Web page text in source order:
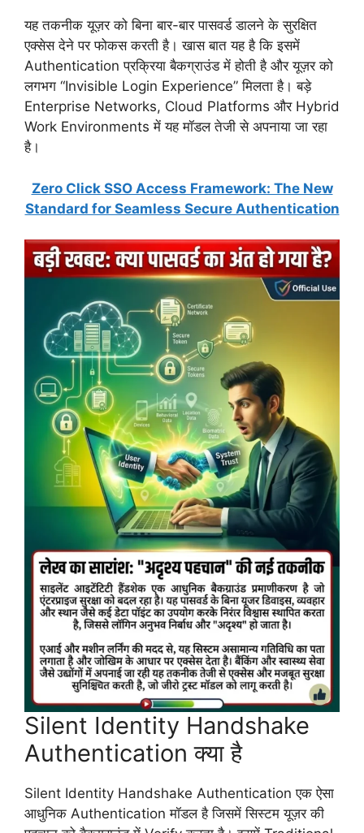
यह तकनीक यूज़र को बिना बार-बार पासवर्ड डालने के सुरक्षित
एक्सेस देने पर फोकस करती है। खास बात यह है कि इसमें
Authentication प्रक्रिया बैकग्राउंड में होती है और यूज़र को
लगभग “Invisible Login Experience” मिलता है। बड़े
Enterprise Networks, Cloud Platforms और Hybrid
Work Environments में यह मॉडल तेजी से अपनाया जा रहा
है।
Zero Click SSO Access Framework: The New
Standard for Seamless Secure Authentication
Silent Identity Handshake
Authentication क्या है
Silent Identity Handshake Authentication एक ऐसा
आधुनिक Authentication मॉडल है जिसमें सिस्टम यूज़र की